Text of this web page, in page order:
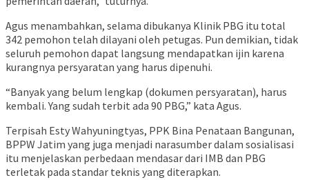
Agus menambahkan, selama dibukanya Klinik PBG itu total
342 pemohon telah dilayani oleh petugas. Pun demikian, tidak
seluruh pemohon dapat langsung mendapatkan ijin karena
kurangnya persyaratan yang harus dipenuhi.
“Banyak yang belum lengkap (dokumen persyaratan), harus
kembali. Yang sudah terbit ada 90 PBG,” kata Agus.
Terpisah Esty Wahyuningtyas, PPK Bina Penataan Bangunan,
BPPW Jatim yang juga menjadi narasumber dalam sosialisasi
itu menjelaskan perbedaan mendasar dari IMB dan PBG
terletak pada standar teknis yang diterapkan.